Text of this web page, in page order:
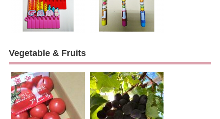
Vegetable & Fruits